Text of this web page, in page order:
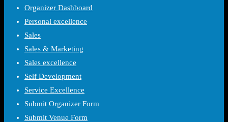
Organizer Dashboard
Personal excellence
Sales
Sales & Marketing
Sales excellence
Self Development
Service Excellence
Submit Organizer Form
Submit Venue Form